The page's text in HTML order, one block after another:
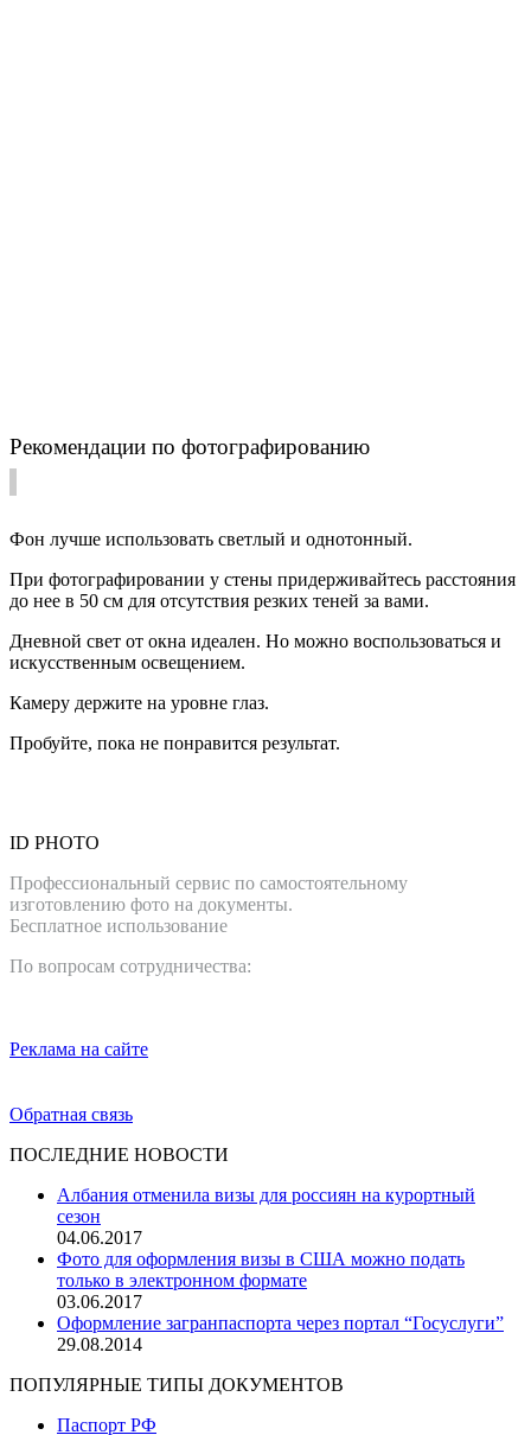
Рекомендации по фотографированию
Фон лучше использовать светлый и однотонный.
При фотографировании у стены придерживайтесь расстояния
до нее в 50 см для отсутствия резких теней за вами.
Дневной свет от окна идеален. Но можно воспользоваться и
искусственным освещением.
Камеру держите на уровне глаз.
Пробуйте, пока не понравится результат.
ID PHOTO
Профессиональный сервис по самостоятельному
изготовлению фото на документы.
Бесплатное использование
По вопросам сотрудничества:
Реклама на сайте
Обратная связь
ПОСЛЕДНИЕ НОВОСТИ
Албания отменила визы для россиян на курортный
сезон
04.06.2017
Фото для оформления визы в США можно подать
только в электронном формате
03.06.2017
Оформление загранпаспорта через портал “Госуслуги”
29.08.2014
ПОПУЛЯРНЫЕ ТИПЫ ДОКУМЕНТОВ
Паспорт РФ